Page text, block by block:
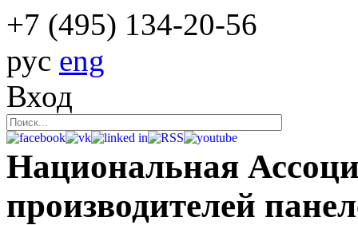
+7 (495) 134-20-56
рус eng
Вход
Национальная
производителей